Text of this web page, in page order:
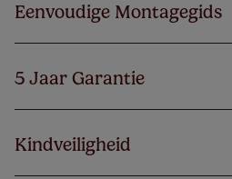
Eenvoudige Montagegids
5 Jaar Garantie
Kindveiligheid